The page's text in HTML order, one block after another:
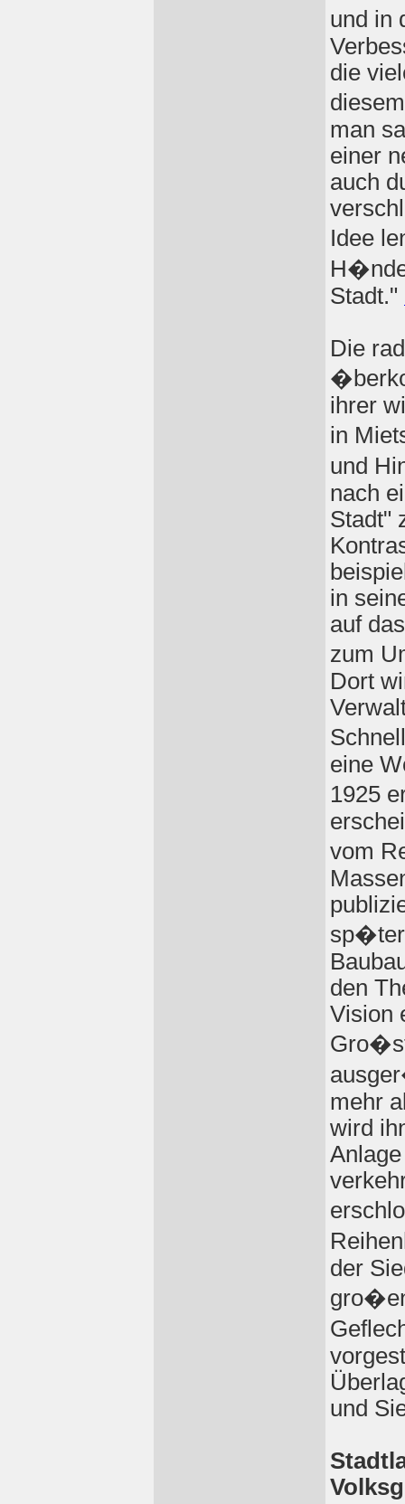
und in
die
man
einer
auch
Idee
Stadt."
Die
ihrer
in
und
nach
Stadt"
in
auf
zum
Dort
eine
1925
vom
den
Vision
mehr
wird
der
und